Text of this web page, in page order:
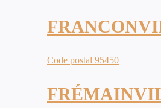
Code postal 95450